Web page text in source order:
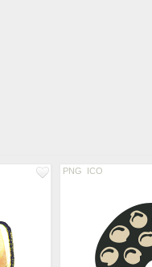
PNG ICO